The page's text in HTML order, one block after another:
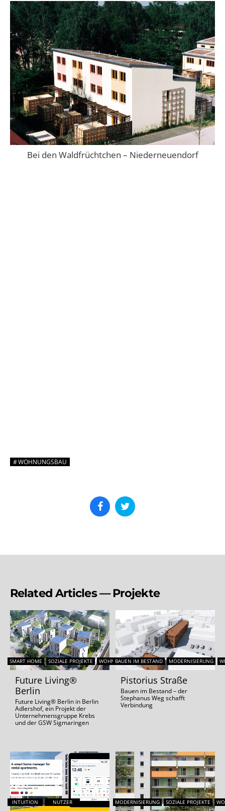
Bei den Waldfrüchtchen – Niederneuendorf
WOHNUNGSBAU
Related Articles — Projekte
SMART HOME SOZIALE PROJEKTE WOHNUNGSBAU
Future Living®
Berlin
Future Living® Berlin in Berlin
Adlershof, ein Projekt der
Unternehmensgruppe Krebs
und der GSW Sigmaringen
BAUEN IM BESTAND MODERNISIERUNG
Pistorius Straße
Bauen im Bestand – der
Stephanus Weg schafft
Verbindung
INTUITION NUTZER MODERNISIERUNG SOZIALE PROJEKTE